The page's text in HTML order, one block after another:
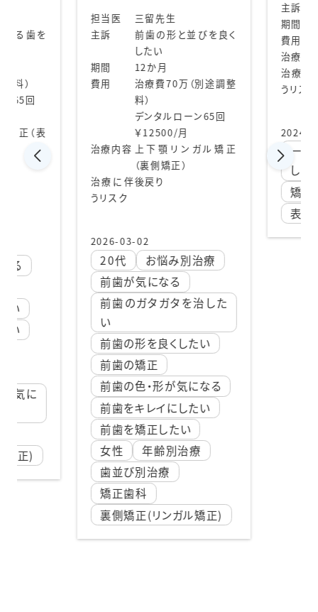
る歯を
料）
ン65回
正（表
る
気に
正)
担当医
三留先生
主訴
前歯の形と並びを良く
したい
期間
12か月
費用
治療費70万（別途調整
料）
デンタルローン65回
￥12500/月
治療内容上下顎リンガル矯正
（裏側矯正）
治療に伴
うリスク
後戻り
2026-03-02
20代
お悩み別治療
前歯が気になる
前歯のガタガタを治した
い
前歯の形を良くしたい
前歯の矯正
前歯の色・形が気になる
前歯をキレイにしたい
前歯を矯正したい
女性
年齢別治療
歯並び別治療
矯正歯科
裏側矯正(リンガル矯正)
主訴
期間
費用
治療内容
治療に
うリスク
2024-
一本
したい
矯正
表側